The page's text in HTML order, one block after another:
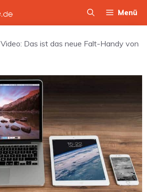
Menü
Video: Das ist das neue Falt-Handy von